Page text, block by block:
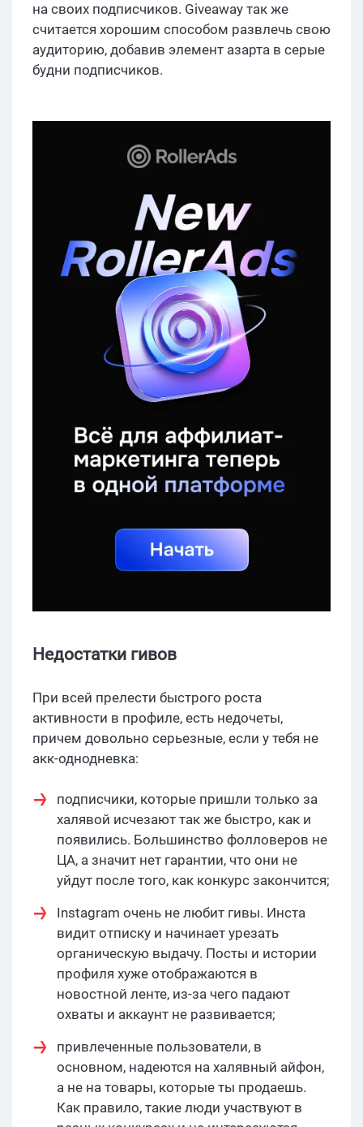
на своих подписчиков. Giveaway так же
считается хорошим способом развлечь свою
аудиторию, добавив элемент азарта в серые
будни подписчиков.
Недостатки гивов
При всей прелести быстрого роста
активности в профиле, есть недочеты,
причем довольно серьезные, если у тебя не
акк-однодневка:
подписчики, которые пришли только за
халявой исчезают так же быстро, как и
появились. Большинство фолловеров не
ЦА, а значит нет гарантии, что они не
уйдут после того, как конкурс закончится;
Instagram очень не любит гивы. Инста
видит отписку и начинает урезать
органическую выдачу. Посты и истории
профиля хуже отображаются в
новостной ленте, из-за чего падают
охваты и аккаунт не развивается;
привлеченные пользователи, в
основном, надеются на халявный айфон,
а не на товары, которые ты продаешь.
Как правило, такие люди участвуют в